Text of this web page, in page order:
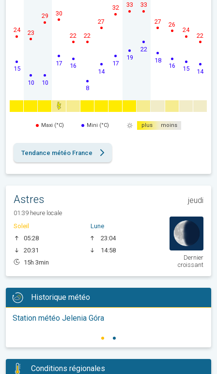
15
24
10
23
10
29
17
30
16
22
8
22
14
27
17
32
19
33
22
33
18
27
16
26
15
24
14
22
Maxi (°C) Mini (°C) plus moins
Tendance météo France
Astres jeudi
01:39 heure locale
Soleil
05:28
20:31
15h 3min
Lune
23:04
14:58
Dernier
croissant
Historique météo
Station météo Jelenia Góra
Conditions régionales